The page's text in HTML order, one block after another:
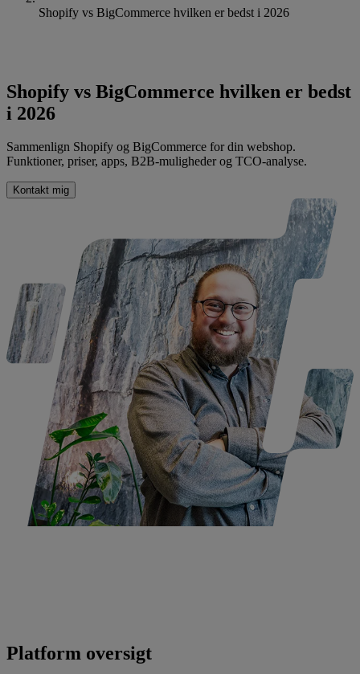
Shopify vs BigCommerce hvilken er bedst i 2026
Shopify vs BigCommerce hvilken er bedst
i 2026
Sammenlign Shopify og BigCommerce for din webshop.
Funktioner, priser, apps, B2B-muligheder og TCO-analyse.
Kontakt mig
Platform oversigt